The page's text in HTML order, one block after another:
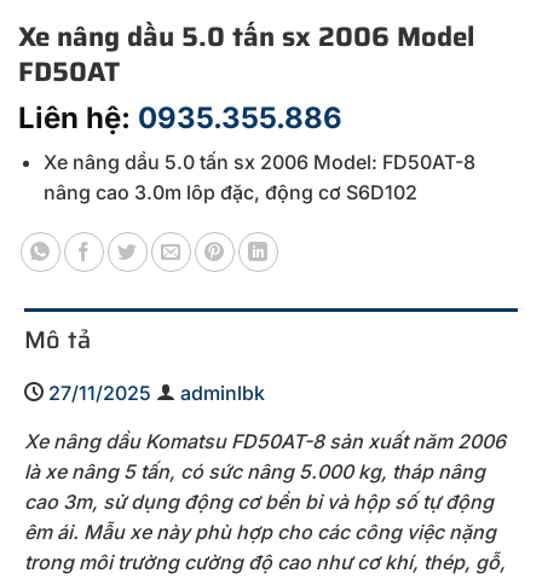
Xe nâng dầu 5.0 tấn sx 2006 Model
FD50AT
Liên hệ: 0935.355.886
Xe nâng dầu 5.0 tấn sx 2006 Model: FD50AT-8
nâng cao 3.0m lôp đặc, động cơ S6D102
Mô tả
27/11/2025
adminlbk
Xe nâng dầu Komatsu FD50AT-8 sản xuất năm 2006
là xe nâng 5 tấn, có sức nâng 5.000 kg, tháp nâng
cao 3m, sử dụng động cơ bền bỉ và hộp số tự động
êm ái. Mẫu xe này phù hợp cho các công việc nặng
trong môi trường cường độ cao như cơ khí, thép, gỗ,